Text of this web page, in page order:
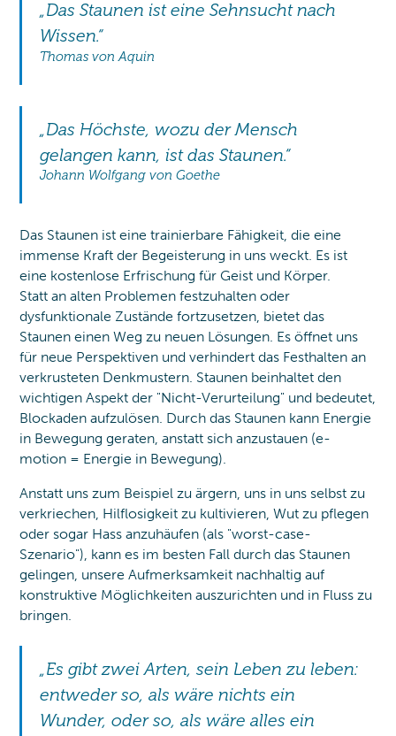
„Das Staunen ist eine Sehnsucht nach
Wissen.“
Thomas von Aquin
„Das Höchste, wozu der Mensch
gelangen kann, ist das Staunen.“
Johann Wolfgang von Goethe
Das Staunen ist eine trainierbare Fähigkeit, die eine
immense Kraft der Begeisterung in uns weckt. Es ist
eine kostenlose Erfrischung für Geist und Körper.
Statt an alten Problemen festzuhalten oder
dysfunktionale Zustände fortzusetzen, bietet das
Staunen einen Weg zu neuen Lösungen. Es öffnet uns
für neue Perspektiven und verhindert das Festhalten an
verkrusteten Denkmustern. Staunen beinhaltet den
wichtigen Aspekt der "Nicht-Verurteilung" und bedeutet,
Blockaden aufzulösen. Durch das Staunen kann Energie
in Bewegung geraten, anstatt sich anzustauen (e-
motion = Energie in Bewegung).
Anstatt uns zum Beispiel zu ärgern, uns in uns selbst zu
verkriechen, Hilflosigkeit zu kultivieren, Wut zu pflegen
oder sogar Hass anzuhäufen (als "worst-case-
Szenario"), kann es im besten Fall durch das Staunen
gelingen, unsere Aufmerksamkeit nachhaltig auf
konstruktive Möglichkeiten auszurichten und in Fluss zu
bringen.
„Es gibt zwei Arten, sein Leben zu leben:
entweder so, als wäre nichts ein
Wunder, oder so, als wäre alles ein